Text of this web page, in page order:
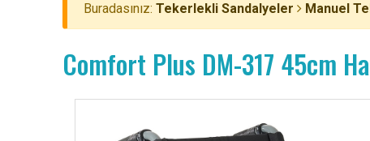
Buradasınız: Tekerlekli Sandalyeler Manuel
Comfort Plus DM-317 45cm